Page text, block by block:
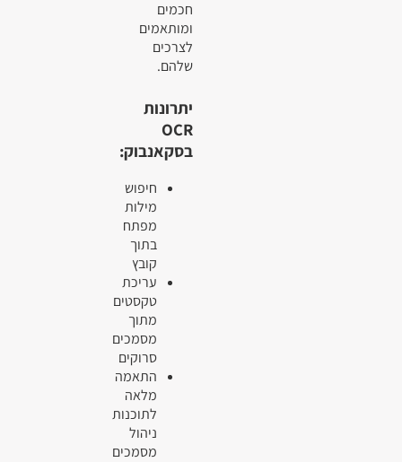
חכמים
ומותאמים
לצרכים
שלהם.
יתרונות
OCR
בסקאנבוק:
חיפוש
מילות
מפתח
בתוך
קובץ
עריכת
טקסטים
מתוך
מסמכים
סרוקים
התאמה
מלאה
לתוכנות
ניהול
מסמכים